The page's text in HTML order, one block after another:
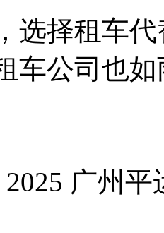
选择租车
车公司也如
广州平